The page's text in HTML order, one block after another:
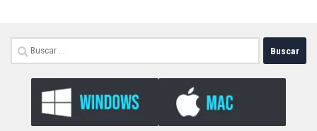
Buscar: